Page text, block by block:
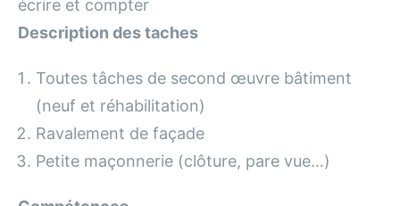
écrire et compter
Description des taches
Toutes tâches de second œuvre bâtiment
(neuf et réhabilitation)
Ravalement de façade
Petite maçonnerie (clôture, pare vue…)